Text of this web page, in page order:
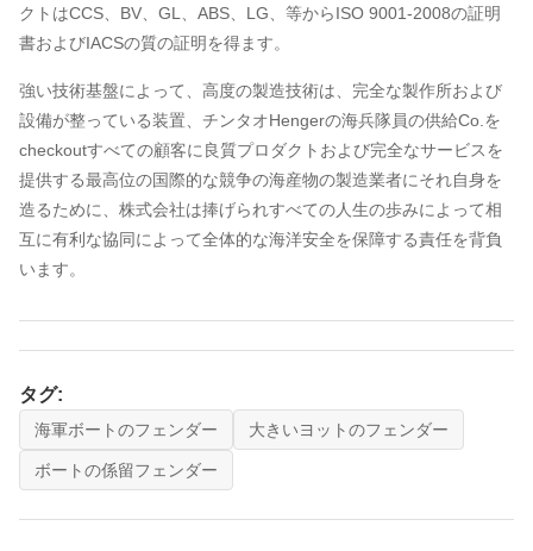
クトはCCS、BV、GL、ABS、LG、等からISO 9001-2008の証明
書およびIACSの質の証明を得ます。
強い技術基盤によって、高度の製造技術は、完全な製作所および
設備が整っている装置、チンタオHengerの海兵隊員の供給Co.を
checkoutすべての顧客に良質プロダクトおよび完全なサービスを
提供する最高位の国際的な競争の海産物の製造業者にそれ自身を
造るために、株式会社は捧げられすべての人生の歩みによって相
互に有利な協同によって全体的な海洋安全を保障する責任を背負
います。
タグ:
海軍ボートのフェンダー 大きいヨットのフェンダー
ボートの係留フェンダー